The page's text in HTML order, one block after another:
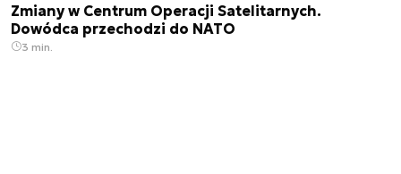
Zmiany w Centrum Operacji Satelitarnych.
Dowódca przechodzi do NATO
3 min.